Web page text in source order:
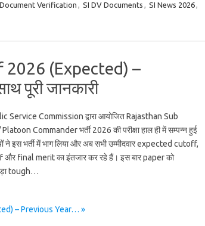
Verification , SI DV Documents , SI News 2026,
2026 (Expected) –
पूरी जानकारी
Service Commission द्वारा आयोजित Rajasthan Sub
Commander भर्ती 2026 की परीक्षा हाल ही में सम्पन्न हुई
ने इस भर्ती में भाग लिया और अब सभी उम्मीदवार expected cutoff,
final merit का इंतजार कर रहे हैं। इस बार paper को
tough…
– Previous Year… »